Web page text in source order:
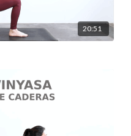
20:51